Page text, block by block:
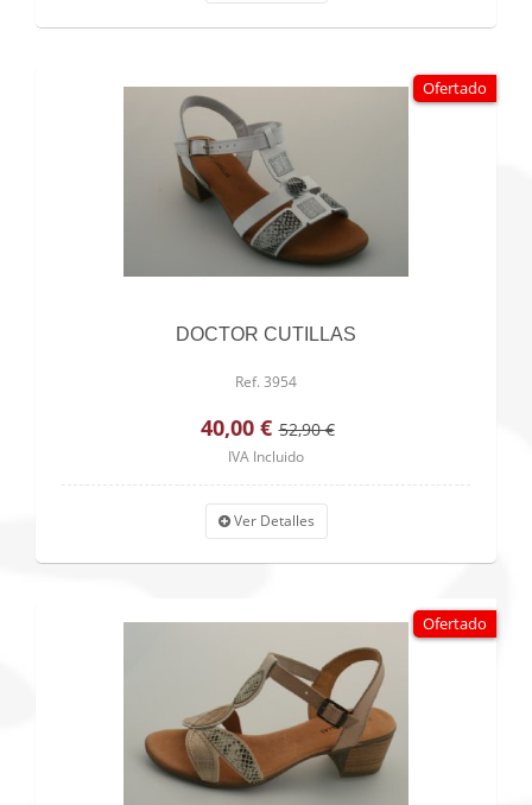
Ofertado
DOCTOR CUTILLAS
Ref. 3954
40,00 € 52,90 €
IVA Incluido
Ver Detalles
Ofertado